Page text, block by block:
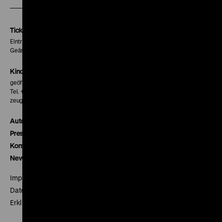
Tickets
Eintritt 5 €
Geänderte Preise sind im Programm vermerkt.
Kinokasse
geöffnet 30 Minuten vor Beginn der ersten Vorstellung
Tel. + 49 30 20304-770
zeughauskino@dhm.de
Autor*innen
Presse
Kontakt
Newsletter
Impressum
Datenschutz
Erklärung digitale Barrierefreiheit